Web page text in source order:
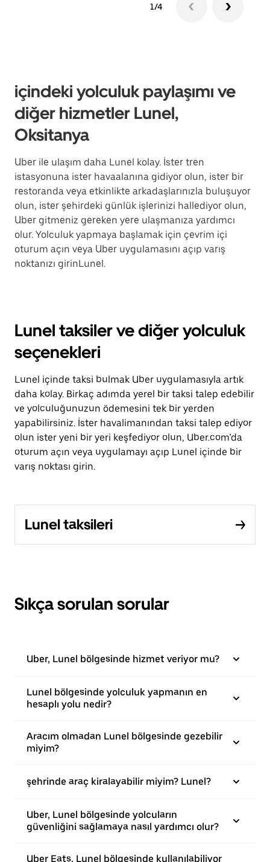
1/4
içindeki yolculuk paylaşımı ve
diğer hizmetler Lunel,
Oksitanya
Uber ile ulaşım daha Lunel kolay. İster tren
istasyonuna ister havaalanına gidiyor olun, ister bir
restoranda veya etkinlikte arkadaşlarınızla buluşuyor
olun, ister şehirdeki günlük işlerinizi hallediyor olun,
Uber gitmeniz gereken yere ulaşmanıza yardımcı
olur. Yolculuk yapmaya başlamak için çevrim içi
oturum açın veya Uber uygulamasını açıp varış
noktanızı girinLunel.
Lunel taksiler ve diğer yolculuk
seçenekleri
Lunel içinde taksi bulmak Uber uygulamasıyla artık
daha kolay. Birkaç adımda yerel bir taksi talep edebilir
ve yolculuğunuzun ödemesini tek bir yerden
yapabilirsiniz. İster havalimanından taksi talep ediyor
olun ister yeni bir yeri keşfediyor olun, Uber.com’da
oturum açın veya uygulamayı açıp Lunel içinde bir
varış noktası girin.
Lunel taksileri
Sıkça sorulan sorular
Uber, Lunel bölgesinde hizmet veriyor mu?
Lunel bölgesinde yolculuk yapmanın en
hesaplı yolu nedir?
Aracım olmadan Lunel bölgesinde gezebilir
miyim?
şehrinde araç kiralayabilir miyim? Lunel?
Uber, Lunel bölgesinde yolcuların
güvenliğini sağlamaya nasıl yardımcı olur?
Uber Eats, Lunel bölgesinde kullanılabiliyor